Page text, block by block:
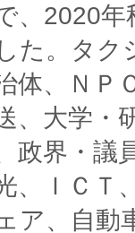
、2020
た。タク
体、ＮＰ
、大学・
政界・議
、ＩＣＴ
ア、自動